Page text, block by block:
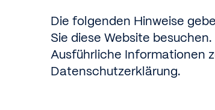
Die folgenden Hinweise
Sie diese Website
Ausführliche Informationen
Datenschutzerklärung.